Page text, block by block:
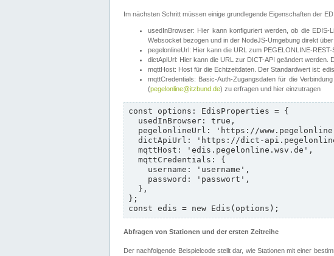
Im nächsten Schritt müssen einige grundlegende Eigenschaften der
usedInBrowser: Hier kann konfiguriert werden, ob die
Websocket bezogen und in der NodeJS-Umgebung direkt
pegelonlineUrl: Hier kann die URL zum PEGELONLINE-
dictApiUrl: Hier kann die URL zur DICT-API geändert werden.
mqttHost: Host für die Echtzeitdaten. Der Standardwert ist:
mqttCredentials: Basic-Auth-Zugangsdaten für die
(pegelonline@itzbund.de) zu erfragen und hier einzutragen
const options: EdisProperties = {
};
const edis = new Edis(options);
Abfragen von Stationen und der ersten Zeitreihe
Der nachfolgende Beispielcode stellt dar, wie Stationen mit einer